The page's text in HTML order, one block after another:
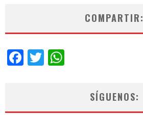
COMPARTIR:
Facebook
Twitter
SÍGUENOS: